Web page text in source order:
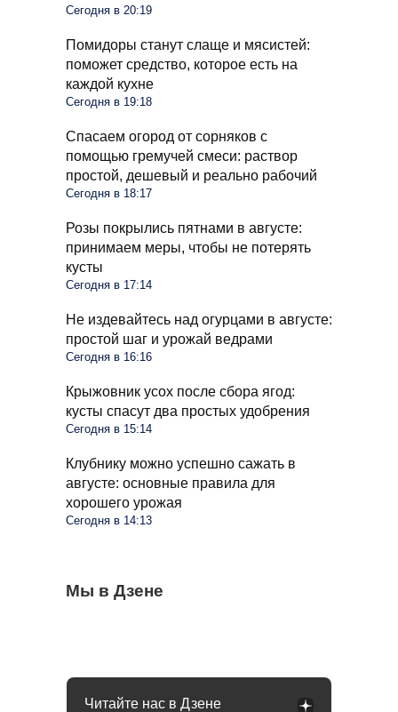
Сегодня в 20:19
Помидоры станут слаще и мясистей:
поможет средство, которое есть на
каждой кухне
Сегодня в 19:18
Спасаем огород от сорняков с
помощью гремучей смеси: раствор
простой, дешевый и реально рабочий
Сегодня в 18:17
Розы покрылись пятнами в августе:
принимаем меры, чтобы не потерять
кусты
Сегодня в 17:14
Не издевайтесь над огурцами в августе:
простой шаг и урожай ведрами
Сегодня в 16:16
Крыжовник усох после сбора ягод:
кусты спасут два простых удобрения
Сегодня в 15:14
Клубнику можно успешно сажать в
августе: основные правила для
хорошего урожая
Сегодня в 14:13
Мы в Дзене
С 1 сентября в РФ меняются правила
поездок на такси и общественном
Омолаживаем огурцы в августе: урожай
Весь виноград растрескался, пришлось
Читайте нас в Дзене